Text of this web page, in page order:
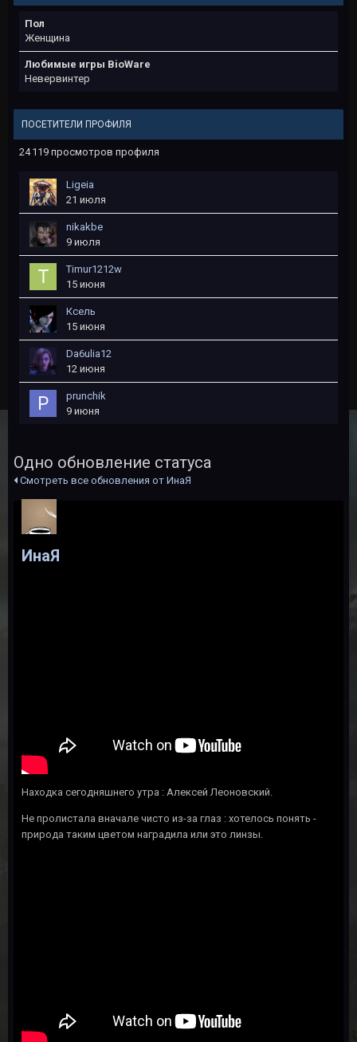
Пол
Женщина
Любимые игры BioWare
Невервинтер
ПОСЕТИТЕЛИ ПРОФИЛЯ
24 119 просмотров профиля
Ligeia
21 июля
nikakbe
9 июля
Timur1212w
15 июня
Ксель
15 июня
Da6ulia12
12 июня
prunchik
9 июня
Одно обновление статуса
Смотреть все обновления от ИнаЯ
ИнаЯ
Находка сегодняшнего утра : Алексей Леоновский.
Не пролистала вначале чисто из-за глаз : хотелось понять -
природа таким цветом наградила или это линзы.